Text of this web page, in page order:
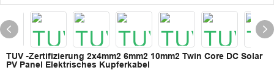
TUV -Zertifizierung 2x4mm2 6mm2 10mm2 Twin Core DC Solar
PV Panel Elektrisches Kupferkabel